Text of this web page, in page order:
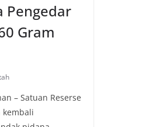
Pengedar
Gram
– Satuan Reserse
kembali